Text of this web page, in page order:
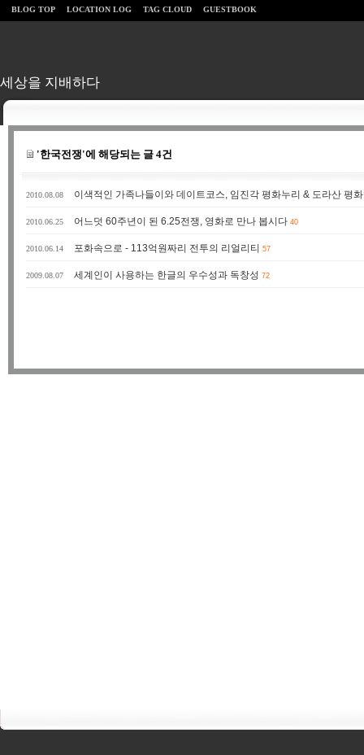
세상을 지배하다
BLOG TOP LOCATION LOG TAG CLOUD GUESTBOOK
'한국전쟁'에 해당되는 글 4건
2010.08.08 이색적인 가족나들이와 데이트코스, 임진각 평화누리 & 도라산 평
2010.06.25 어느덧 60주년이 된 6.25전쟁, 영화로 만나 봅시다 40
2010.06.14 포화속으로 - 113억원짜리 전투의 리얼리티 57
2009.08.07 세계인이 사용하는 한글의 우수성과 독창성 72